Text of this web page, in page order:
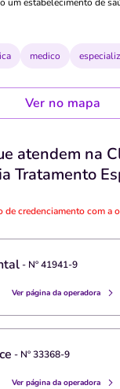
medico
Ver no mapa
atendem na
Tratamento
de credenciamento com a
- Nº41941-9
Ver página da operadora
- Nº33368-9
Ver página da operadora